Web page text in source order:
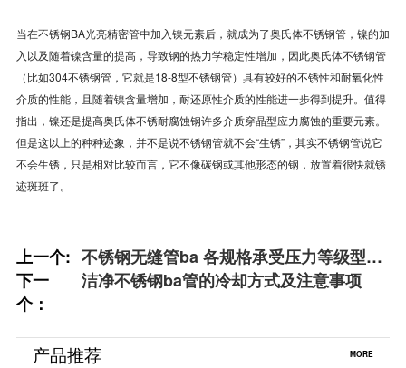
当在不锈钢BA光亮精密管中加入镍元素后，就成为了奥氏体不锈钢管，镍的加
入以及随着镍含量的提高，导致钢的热力学稳定性增加，因此奥氏体不锈钢管
（比如304不锈钢管，它就是18-8型不锈钢管）具有较好的不锈性和耐氧化性
介质的性能，且随着镍含量增加，耐还原性介质的性能进一步得到提升。值得
指出，镍还是提高奥氏体不锈耐腐蚀钢许多介质穿晶型应力腐蚀的重要元素。
但是这以上的种种迹象，并不是说不锈钢管就不会“生锈”，其实不锈钢管说它
不会生锈，只是相对比较而言，它不像碳钢或其他形态的钢，放置着很快就锈
迹斑斑了。
上一个: 不锈钢无缝管ba 各规格承受压力等级型号
图标
下一
个：
洁净不锈钢ba管的冷却方式及注意事项
产品推荐 MORE